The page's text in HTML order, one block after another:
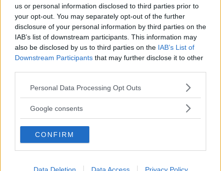
us or personal information disclosed to third parties prior to
your opt-out. You may separately opt-out of the further
disclosure of your personal information by third parties on the
IAB’s list of downstream participants. This information may
also be disclosed by us to third parties on the IAB’s List of
Downstream Participants that may further disclose it to other
Please note that this website/app uses one or more Google
not limited to your visit or usage behaviour. You may click to
use your data for below specified purposes in below Google
consent section.
Personal Data Processing Opt Outs
Google consents
CONFIRM
legumi e cereali), non speziati o
eccessivamente piccanti; aumentare
l’introito di liquidi (almeno un litro e
mezzo al giorno) e praticare
quotidianamente attività fisica (é
favorire una buona circolazione
Inoltre, si consiglia di porre attenzione
all’igiene personale effettuando lavaggi
con acqua tiepida (mai fredda) e
preferendo alla carta igienica le